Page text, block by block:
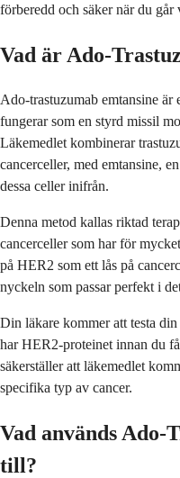
förberedd och säker när du går
Vad är Ado-
Ado-trastuzumab emtansine är
fungerar som en styrd missil
Läkemedlet kombinerar
cancerceller, med emtansine,
dessa celler inifrån.
Denna metod kallas riktad
cancerceller som har för
på HER2 som ett lås på
nyckeln som passar perfekt i
Din läkare kommer att testa
har HER2-proteinet innan du
säkerställer att läkemedlet
specifika typ av cancer.
Vad används Ado-
till?